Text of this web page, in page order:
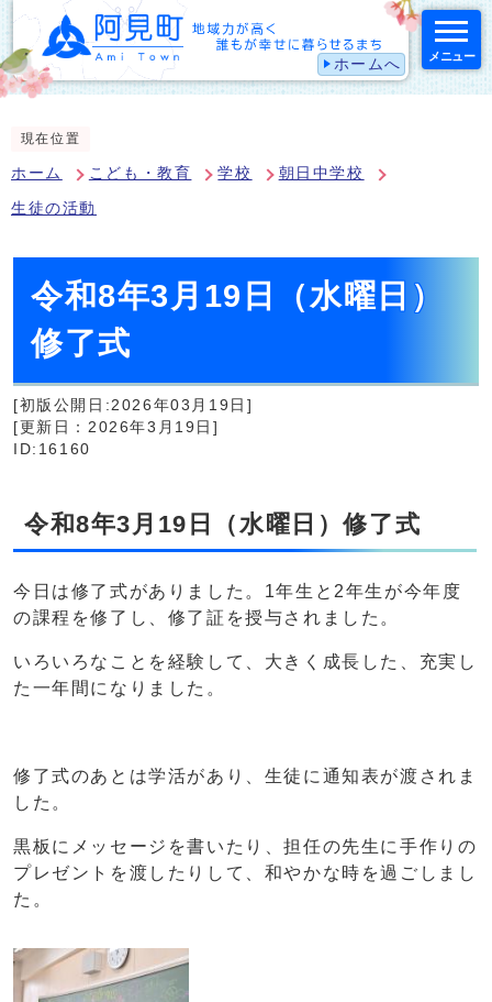
ホームへ メニュー
現在位置
ホーム こども・教育 学校 朝日中学校
生徒の活動
令和8年3月19日（水曜日）
修了式
[初版公開日:2026年03月19日]
[更新日：2026年3月19日]
ID:16160
令和8年3月19日（水曜日）修了式
今日は修了式がありました。1年生と2年生が今年度
の課程を修了し、修了証を授与されました。
いろいろなことを経験して、大きく成長した、充実し
た一年間になりました。
修了式のあとは学活があり、生徒に通知表が渡されま
した。
黒板にメッセージを書いたり、担任の先生に手作りの
プレゼントを渡したりして、和やかな時を過ごしまし
た。